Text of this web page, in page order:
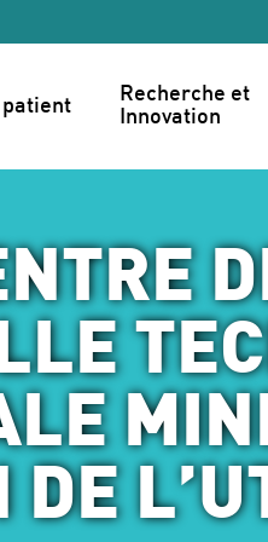
patient
Recherche et
Innovation
DE